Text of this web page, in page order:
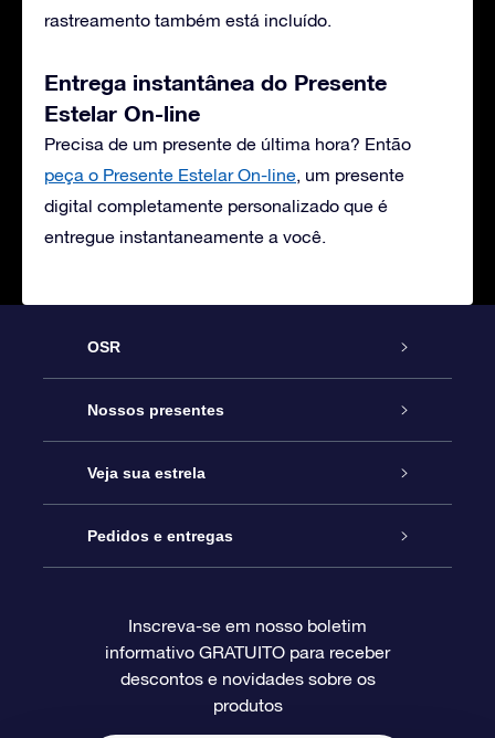
rastreamento também está incluído.
Entrega instantânea do Presente
Estelar On-line
Precisa de um presente de última hora? Então
peça o Presente Estelar On-line, um presente
digital completamente personalizado que é
entregue instantaneamente a você.
OSR
Serviço
Entre em contato conosco
Blog
Avaliações
Nossos presentes
Presente estrelar on-line
Pacote de presente da OSR
O cartão de presente da OSR
Presentes corporativos
Veja sua estrela
Star Register
Página estelar personalizada
Um Milhão de Estrelas
Pedidos e entregas
Informações de pagamento
Inscreva-se em nosso boletim
informativo GRATUITO para receber
descontos e novidades sobre os
produtos